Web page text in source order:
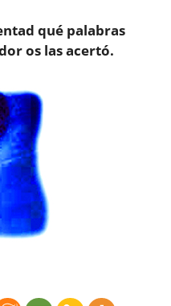
qué palabras
os las acertó.